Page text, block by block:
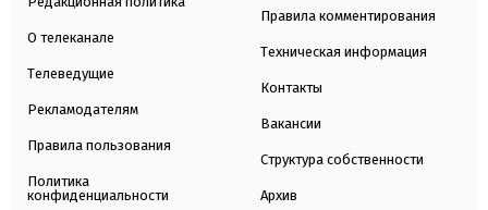
О телеканале
Телеведущие
Рекламодателям
Правила пользования
Политика
конфиденциальности
Правила комментирования
Техническая информация
Контакты
Вакансии
Структура собственности
Архив